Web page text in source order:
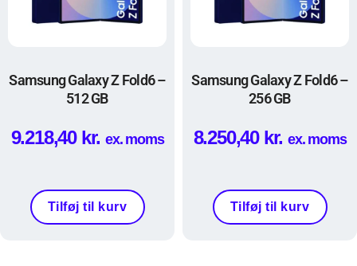
Samsung Galaxy Z Fold6 –
512 GB
9.218,40 kr. ex. moms
Tilføj til kurv
Samsung Galaxy Z Fold6 –
256 GB
8.250,40 kr. ex. moms
Tilføj til kurv